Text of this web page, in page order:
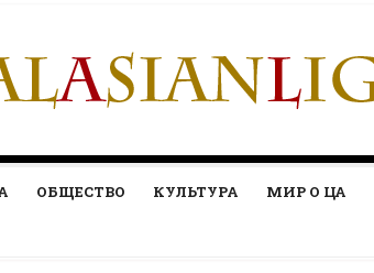
ОБЩЕСТВО КУЛЬТУРА МИР О ЦА